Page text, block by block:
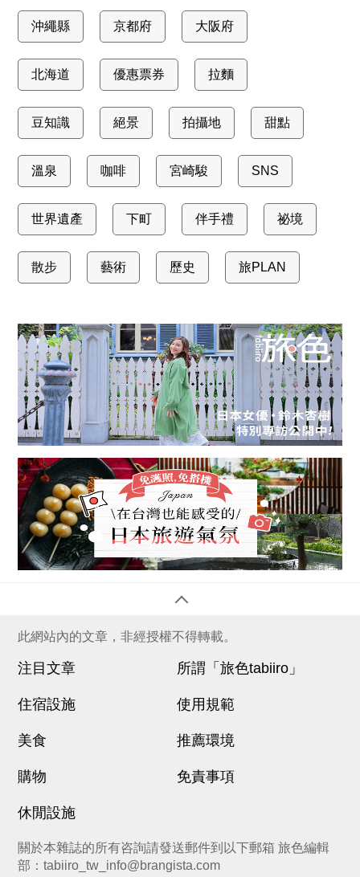
沖繩縣 京都府 大阪府
北海道 優惠票券 拉麵
豆知識 絕景 拍攝地 甜點
溫泉 咖啡 宮崎駿 SNS
世界遺產 下町 伴手禮 祕境
散步 藝術 歷史 旅PLAN
此網站內的文章，非經授權不得轉載。
注目文章
住宿設施
美食
購物
休閒設施
所謂「旅色tabiiro」
使用規範
推薦環境
免責事項
關於本雜誌的所有咨詢請發送郵件到以下郵箱 旅色編輯
部：tabiiro_tw_info@brangista.com